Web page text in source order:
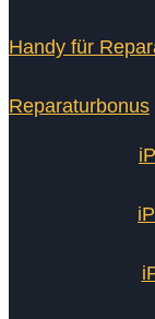
Handy für
Reparaturbonus